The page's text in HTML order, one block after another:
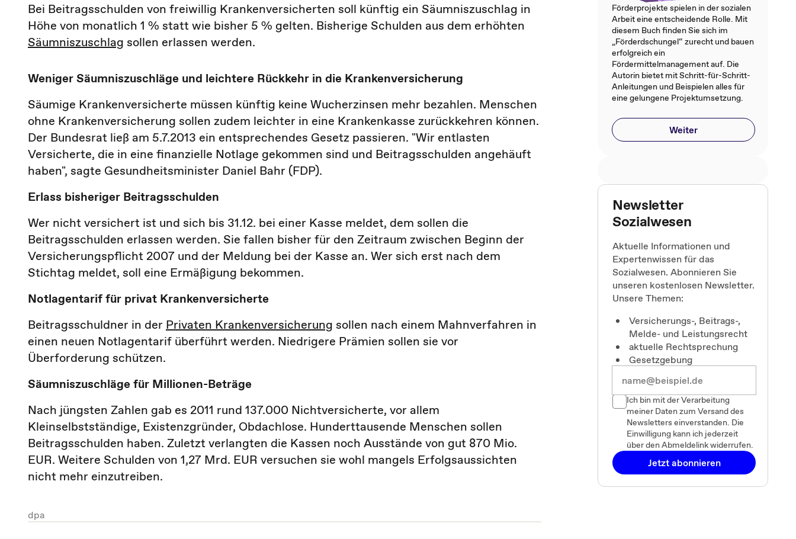
Bei Beitragsschulden von freiwillig Krankenversicherten soll künftig ein Säumniszuschlag in
Höhe von monatlich 1 % statt wie bisher 5 % gelten. Bisherige Schulden aus dem erhöhten
Säumniszuschlag sollen erlassen werden.
Weniger Säumniszuschläge und leichtere Rückkehr in die Krankenversicherung
Säumige Krankenversicherte müssen künftig keine Wucherzinsen mehr bezahlen. Menschen
ohne Krankenversicherung sollen zudem leichter in eine Krankenkasse zurückkehren können.
Der Bundesrat ließ am 5.7.2013 ein entsprechendes Gesetz passieren. "Wir entlasten
Versicherte, die in eine finanzielle Notlage gekommen sind und Beitragsschulden angehäuft
haben", sagte Gesundheitsminister Daniel Bahr (FDP).
Erlass bisheriger Beitragsschulden
Wer nicht versichert ist und sich bis 31.12. bei einer Kasse meldet, dem sollen die
Beitragsschulden erlassen werden. Sie fallen bisher für den Zeitraum zwischen Beginn der
Versicherungspflicht 2007 und der Meldung bei der Kasse an. Wer sich erst nach dem
Stichtag meldet, soll eine Ermäßigung bekommen.
Notlagentarif für privat Krankenversicherte
Beitragsschuldner in der Privaten Krankenversicherung sollen nach einem Mahnverfahren in
einen neuen Notlagentarif überführt werden. Niedrigere Prämien sollen sie vor
Überforderung schützen.
Säumniszuschläge für Millionen-Beträge
Nach jüngsten Zahlen gab es 2011 rund 137.000 Nichtversicherte, vor allem
Kleinselbstständige, Existenzgründer, Obdachlose. Hunderttausende Menschen sollen
Beitragsschulden haben. Zuletzt verlangten die Kassen noch Ausstände von gut 870 Mio.
EUR. Weitere Schulden von 1,27 Mrd. EUR versuchen sie wohl mangels Erfolgsaussichten
nicht mehr einzutreiben.
dpa
Förderprojekte spielen in der sozialen
Arbeit eine entscheidende Rolle. Mit
diesem Buch finden Sie sich im
„Förderdschungel“ zurecht und bauen
erfolgreich ein
Fördermittelmanagement auf. Die
Autorin bietet mit Schritt-für-Schritt-
Anleitungen und Beispielen alles für
eine gelungene Projektumsetzung.
Weiter
Newsletter
Sozialwesen
Aktuelle Informationen und
Expertenwissen für das
Sozialwesen. Abonnieren Sie
unseren kostenlosen Newsletter.
Unsere Themen:
Versicherungs-, Beitrags-,
Melde- und Leistungsrecht
aktuelle Rechtsprechung
Gesetzgebung
Ich bin mit der Verarbeitung
meiner Daten zum Versand des
Newsletters einverstanden. Die
Einwilligung kann ich jederzeit
über den Abmeldelink widerrufen.
Jetzt abonnieren